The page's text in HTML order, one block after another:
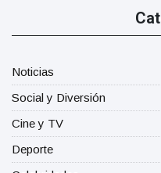
Noticias
Social y Diversión
Cine y TV
Deporte